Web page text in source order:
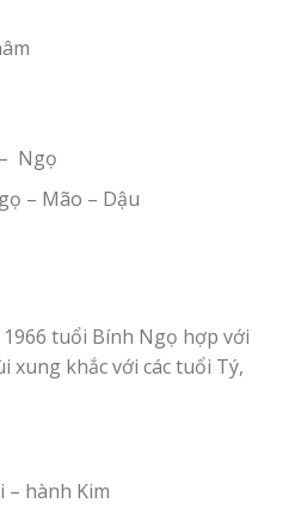
Ngọ
– Mão – Dậu
tuổi Bính Ngọ hợp với
xung khắc với các tuổi Tý,
– hành Kim